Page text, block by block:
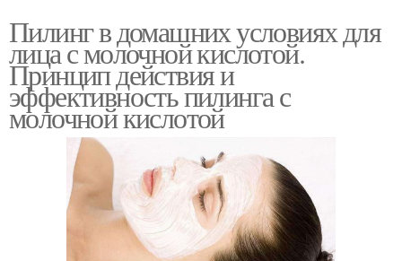
Пилинг в домашних условиях для
лица с молочной кислотой.
Принцип действия и
эффективность пилинга с
молочной кислотой